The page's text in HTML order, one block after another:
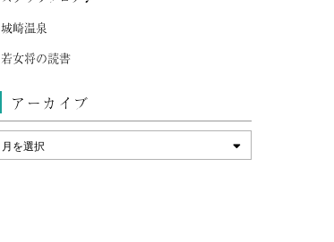
城崎温泉
若女将の読書
アーカイブ